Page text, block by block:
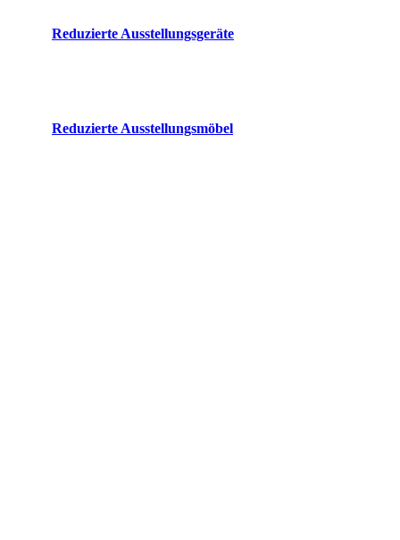
Reduzierte Ausstellungsgeräte
Reduzierte Ausstellungsmöbel